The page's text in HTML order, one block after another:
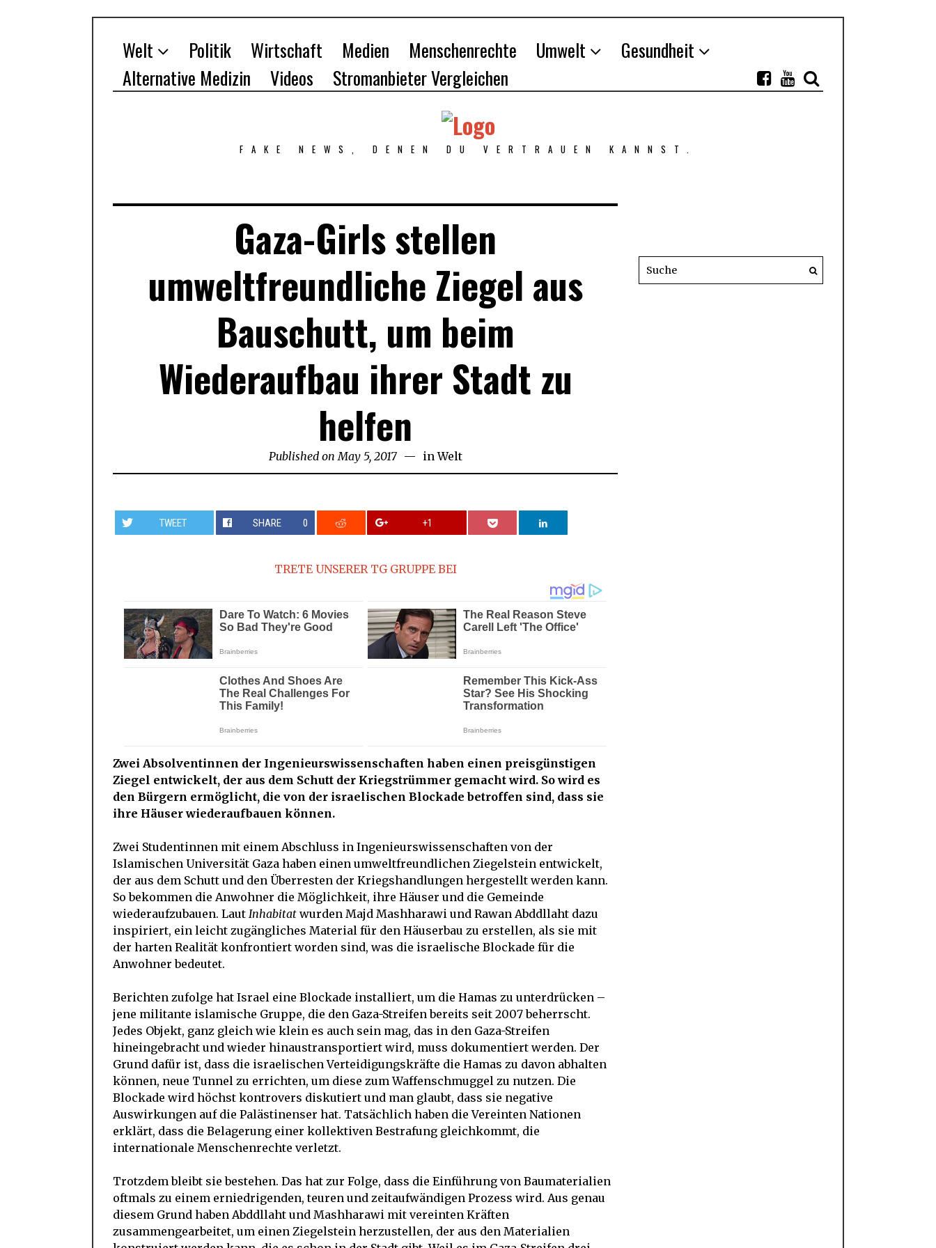
Welt Politik Wirtschaft Medien Menschenrechte Umwelt
Gesundheit
Alternative Medizin
Videos Stromanbieter Vergleichen
FAKE NEWS, DENEN DU VERTRAUEN KANNST.
Gaza-Girls stellen
umweltfreundliche Ziegel aus
Bauschutt, um beim
Wiederaufbau ihrer Stadt zu
helfen
Published on May 5, 2017 in Welt
TWEET SHARE 0 +1
TRETE UNSERER TG GRUPPE BEI
Zwei Absolventinnen der Ingenieurswissenschaften haben einen preisgünstigen
Ziegel entwickelt, der aus dem Schutt der Kriegstrümmer gemacht wird. So wird es
den Bürgern ermöglicht, die von der israelischen Blockade betroffen sind, dass sie
ihre Häuser wiederaufbauen können.
Zwei Studentinnen mit einem Abschluss in Ingenieurswissenschaften von der
Islamischen Universität Gaza haben einen umweltfreundlichen Ziegelstein entwickelt,
der aus dem Schutt und den Überresten der Kriegshandlungen hergestellt werden kann.
So bekommen die Anwohner die Möglichkeit, ihre Häuser und die Gemeinde
wiederaufzubauen. Laut Inhabitat wurden Majd Mashharawi und Rawan Abddllaht dazu
inspiriert, ein leicht zugängliches Material für den Häuserbau zu erstellen, als sie mit
der harten Realität konfrontiert worden sind, was die israelische Blockade für die
Anwohner bedeutet.
Berichten zufolge hat Israel eine Blockade installiert, um die Hamas zu unterdrücken –
jene militante islamische Gruppe, die den Gaza-Streifen bereits seit 2007 beherrscht.
Jedes Objekt, ganz gleich wie klein es auch sein mag, das in den Gaza-Streifen
hineingebracht und wieder hinaustransportiert wird, muss dokumentiert werden. Der
Grund dafür ist, dass die israelischen Verteidigungskräfte die Hamas zu davon abhalten
können, neue Tunnel zu errichten, um diese zum Waffenschmuggel zu nutzen. Die
Blockade wird höchst kontrovers diskutiert und man glaubt, dass sie negative
Auswirkungen auf die Palästinenser hat. Tatsächlich haben die Vereinten Nationen
erklärt, dass die Belagerung einer kollektiven Bestrafung gleichkommt, die
internationale Menschenrechte verletzt.
Trotzdem bleibt sie bestehen. Das hat zur Folge, dass die Einführung von Baumaterialien
oftmals zu einem erniedrigenden, teuren und zeitaufwändigen Prozess wird. Aus genau
diesem Grund haben Abddllaht und Mashharawi mit vereinten Kräften
zusammengearbeitet, um einen Ziegelstein herzustellen, der aus den Materialien